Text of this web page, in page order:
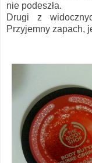
nie podeszła.
Drugi z
Przyjemny zapach,